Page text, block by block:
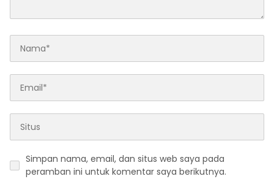
Simpan nama, email, dan situs web saya pada
peramban ini untuk komentar saya berikutnya.